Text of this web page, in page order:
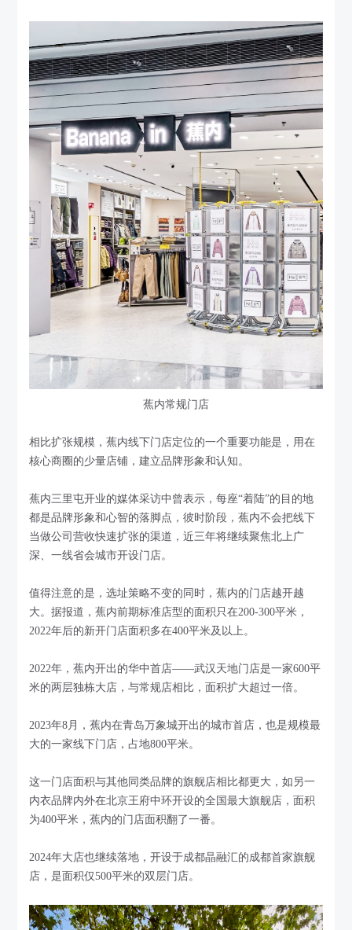
蕉内常规门店
相比扩张规模，蕉内线下门店定位的一个重要功能是，用在
核心商圈的少量店铺，建立品牌形象和认知。
蕉内三里屯开业的媒体采访中曾表示，每座“着陆”的目的地
都是品牌形象和心智的落脚点，彼时阶段，蕉内不会把线下
当做公司营收快速扩张的渠道，近三年将继续聚焦北上广
深、一线省会城市开设门店。
值得注意的是，选址策略不变的同时，蕉内的门店越开越
大。据报道，蕉内前期标准店型的面积只在200-300平米，
2022年后的新开门店面积多在400平米及以上。
2022年，蕉内开出的华中首店——武汉天地门店是一家600平
米的两层独栋大店，与常规店相比，面积扩大超过一倍。
2023年8月，蕉内在青岛万象城开出的城市首店，也是规模最
大的一家线下门店，占地800平米。
这一门店面积与其他同类品牌的旗舰店相比都更大，如另一
内衣品牌内外在北京王府中环开设的全国最大旗舰店，面积
为400平米，蕉内的门店面积翻了一番。
2024年大店也继续落地，开设于成都晶融汇的成都首家旗舰
店，是面积仅500平米的双层门店。